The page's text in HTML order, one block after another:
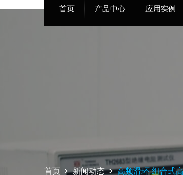
首页 产品中心 应用实例
首页 新闻动态 高频滑环 组合式